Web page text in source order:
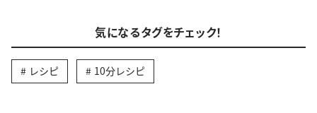
気になるタグをチェック！
レシピ 10分レシピ